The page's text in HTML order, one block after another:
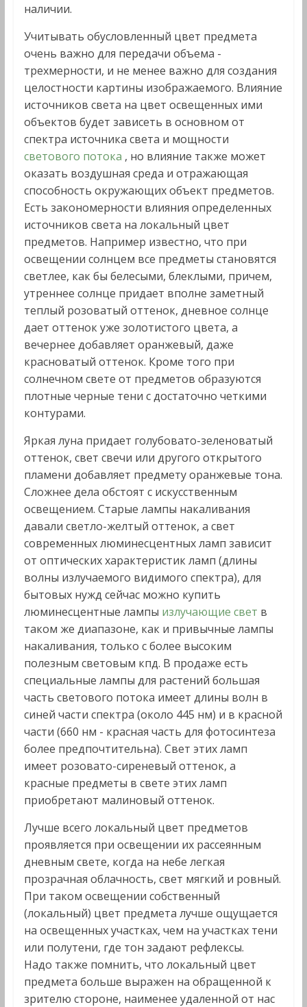
наличии.
Учитывать обусловленный цвет предмета
очень важно для передачи объема -
трехмерности, и не менее важно для создания
целостности картины изображаемого. Влияние
источников света на цвет освещенных ими
объектов будет зависеть в основном от
спектра источника света и мощности
светового потока , но влияние также может
оказать воздушная среда и отражающая
способность окружающих объект предметов.
Есть закономерности влияния определенных
источников света на локальный цвет
предметов. Например известно, что при
освещении солнцем все предметы становятся
светлее, как бы белесыми, блеклыми, причем,
утреннее солнце придает вполне заметный
теплый розоватый оттенок, дневное солнце
дает оттенок уже золотистого цвета, а
вечернее добавляет оранжевый, даже
красноватый оттенок. Кроме того при
солнечном свете от предметов образуются
плотные черные тени с достаточно четкими
контурами.
Яркая луна придает голубовато-зеленоватый
оттенок, свет свечи или другого открытого
пламени добавляет предмету оранжевые тона.
Сложнее дела обстоят с искусственным
освещением. Старые лампы накаливания
давали светло-желтый оттенок, а свет
современных люминесцентных ламп зависит
от оптических характеристик ламп (длины
волны излучаемого видимого спектра), для
бытовых нужд сейчас можно купить
люминесцентные лампы излучающие свет в
таком же диапазоне, как и привычные лампы
накаливания, только с более высоким
полезным световым кпд. В продаже есть
специальные лампы для растений большая
часть светового потока имеет длины волн в
синей части спектра (около 445 нм) и в красной
части (660 нм - красная часть для фотосинтеза
более предпочтительна). Свет этих ламп
имеет розовато-сиреневый оттенок, а
красные предметы в свете этих ламп
приобретают малиновый оттенок.
Лучше всего локальный цвет предметов
проявляется при освещении их рассеянным
дневным свете, когда на небе легкая
прозрачная облачность, свет мягкий и ровный.
При таком освещении собственный
(локальный) цвет предмета лучше ощущается
на освещенных участках, чем на участках тени
или полутени, где тон задают рефлексы.
Надо также помнить, что локальный цвет
предмета больше выражен на обращенной к
зрителю стороне, наименее удаленной от нас